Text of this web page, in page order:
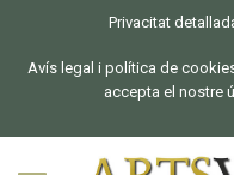
Privacitat
Avís legal i política de
accepta el nostre